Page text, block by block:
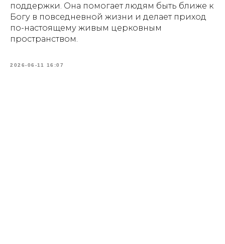
поддержки. Она помогает людям быть ближе к
Богу в повседневной жизни и делает приход
по-настоящему живым церковным
пространством.
2026-06-11 16:07